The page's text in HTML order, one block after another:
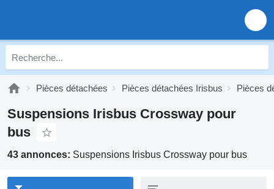
Pièces détachées Pièces détachées Irisbus Pièces
Suspensions Irisbus Crossway pour
bus
43 annonces: Suspensions Irisbus Crossway pour bus